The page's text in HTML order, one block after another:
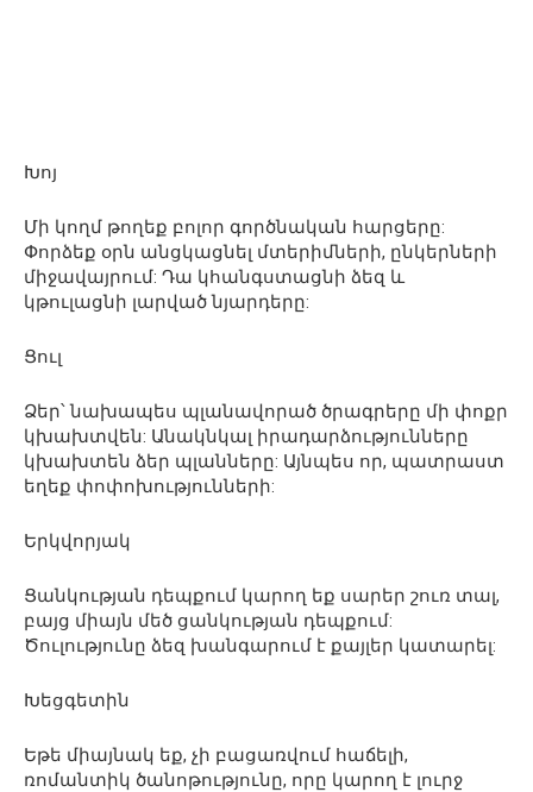
Խոյ
Մի կողմ թողեք բոլոր գործնական հարցերը:
Փորձեք օրն անցկացնել մտերիմների, ընկերների
միջավայրում: Դա կհանգստացնի ձեզ և
կթուլացնի լարված նյարդերը:
Ցուլ
Ձեր՝ նախապես պլանավորած ծրագրերը մի փոքր
կխախտվեն: Անակնկալ իրադարձությունները
կխախտեն ձեր պլանները: Այնպես որ, պատրաստ
եղեք փոփոխությունների:
Երկվորյակ
Ցանկության դեպքում կարող եք սարեր շուռ տալ,
բայց միայն մեծ ցանկության դեպքում:
Ծուլությունը ձեզ խանգարում է քայլեր կատարել:
Խեցգետին
Եթե միայնակ եք, չի բացառվում հաճելի,
ռոմանտիկ ծանոթությունը, որը կարող է լուրջ